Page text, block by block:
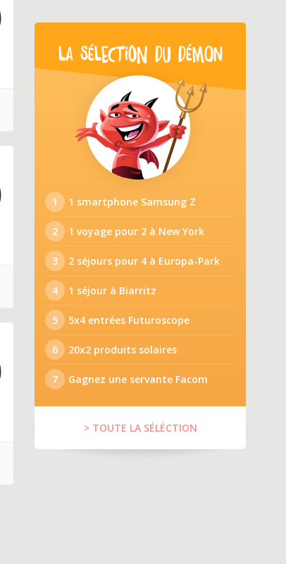
LA SÉLECTION DU DÉMON
1 1 smartphone Samsung Z
2 1 voyage pour 2 à New York
3 2 séjours pour 4 à Europa-Park
4 1 séjour à Biarritz
5 5x4 entrées Futuroscope
6 20x2 produits solaires
7 Gagnez une servante Facom
> TOUTE LA SÉLÉCTION